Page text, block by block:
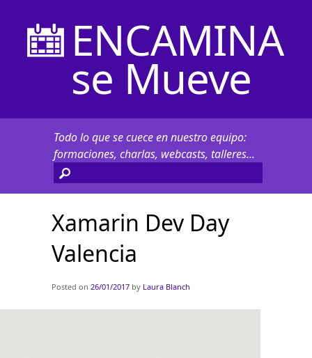
ENCAMINA
se Mueve
Todo lo que se cuece en nuestro equipo:
formaciones, charlas, webcasts, talleres...
Xamarin Dev Day
Valencia
Posted on 26/01/2017 by Laura Blanch